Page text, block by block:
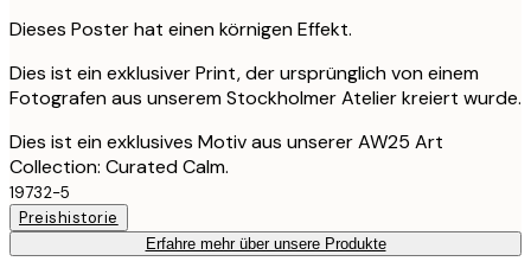
Dieses Poster hat einen körnigen Effekt.
Dies ist ein exklusiver Print, der ursprünglich von einem
Fotografen aus unserem Stockholmer Atelier kreiert wurde.
Dies ist ein exklusives Motiv aus unserer AW25 Art
Collection: Curated Calm.
19732-5
Preishistorie
Erfahre mehr über unsere Produkte